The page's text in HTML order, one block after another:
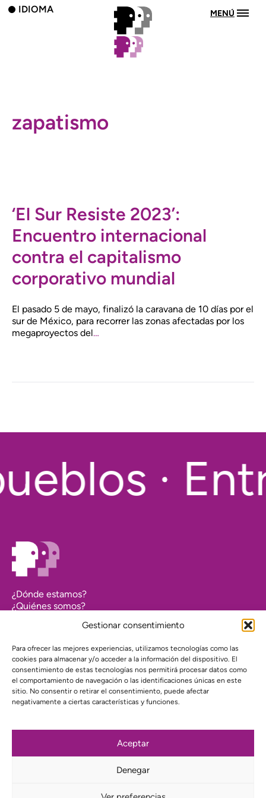
Gestionar consentimiento
Para ofrecer las mejores experiencias, utilizamos tecnologías como las
cookies para almacenar y/o acceder a la información del dispositivo. El
consentimiento de estas tecnologías nos permitirá procesar datos como
el comportamiento de navegación o las identificaciones únicas en este
sitio. No consentir o retirar el consentimiento, puede afectar
negativamente a ciertas características y funciones.
Aceptar
Denegar
IDIOMA MENÚ
zapatismo
‘El Sur Resiste 2023’:
Encuentro internacional
contra el capitalismo
corporativo mundial
El pasado 5 de mayo, finalizó la caravana de 10 días por el
sur de México, para recorrer las zonas afectadas por los
megaproyectos del…
·
¿Dónde estamos?
¿Quiénes somos?
Transparencia
Política de cookies (UE)
Política de privacidad